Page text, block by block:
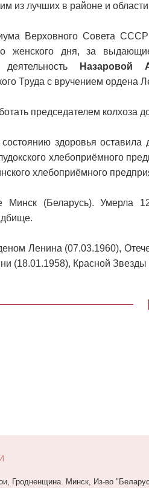
из лучших в районе и
Верховного Совета
женского дня, за
Назаровой
Труда с вручением ордена
председателем колхоза
здоровья оставила
хлебоприёмного
хлебоприёмного
Минск (Беларусь). Умерла
Ленина (07.03.1960),
(18.01.1958), Красной
Гродненщина. Минск, Из-во